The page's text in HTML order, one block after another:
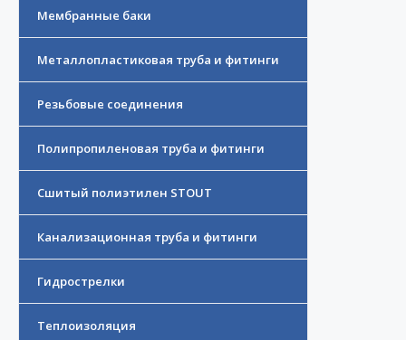
Мембранные баки
Металлопластиковая труба и фитинги
Резьбовые соединения
Полипропиленовая труба и фитинги
Сшитый полиэтилен STOUT
Канализационная труба и фитинги
Гидрострелки
Теплоизоляция